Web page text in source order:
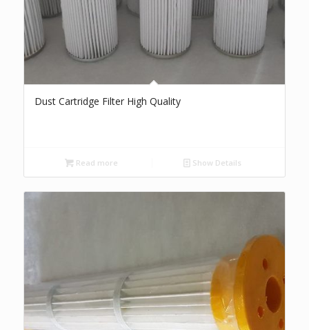
Dust Cartridge Filter High Quality
Read more Show Details